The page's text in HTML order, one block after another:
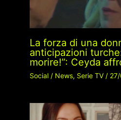
La forza di una
anticipazioni
morire!”: Ceyda
Social/ News, Serie TV/